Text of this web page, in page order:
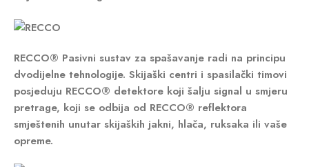
RECCO® Pasivni sustav za spašavanje radi na principu
dvodijelne tehnologije. Skijaški centri i spasilački timovi
posjeduju RECCO® detektore koji šalju signal u smjeru
pretrage, koji se odbija od RECCO® reflektora
smještenih unutar skijaških jakni, hlača, ruksaka ili vaše
opreme.